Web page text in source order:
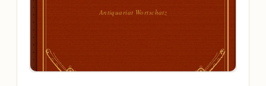
Antiquariat Wortschatz